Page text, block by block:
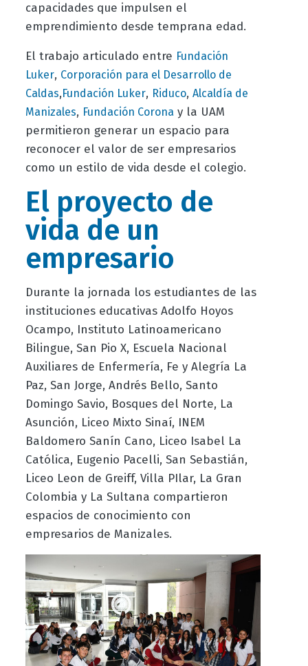
capacidades que impulsen el
emprendimiento desde temprana edad.
El trabajo articulado entre Fundación
Luker, Corporación para el Desarrollo de
Caldas,Fundación Luker, Riduco, Alcaldía de
Manizales, Fundación Coronay la UAM
permitieron generar un espacio para
reconocer el valor de ser empresarios
como un estilo de vida desde el colegio.
El proyecto de
vida de un
empresario
Durante la jornada los estudiantes de las
instituciones educativas Adolfo Hoyos
Ocampo, Instituto Latinoamericano
Bilingue, San Pio X, Escuela Nacional
Auxiliares de Enfermería, Fe y Alegría La
Paz, San Jorge, Andrés Bello, Santo
Domingo Savio, Bosques del Norte, La
Asunción, Liceo Mixto Sinaí, INEM
Baldomero Sanín Cano, Liceo Isabel La
Católica, Eugenio Pacelli, San Sebastián,
Liceo Leon de Greiff, Villa PIlar, La Gran
Colombia y La Sultana compartieron
espacios de conocimiento con
empresarios de Manizales.